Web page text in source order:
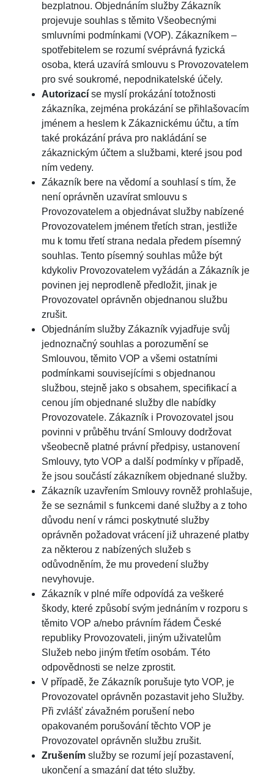
bezplatnou. Objednáním služby Zákazník
projevuje souhlas s těmito Všeobecnými
smluvními podmínkami (VOP). Zákazníkem –
spotřebitelem se rozumí svéprávná fyzická
osoba, která uzavírá smlouvu s Provozovatelem
pro své soukromé, nepodnikatelské účely.
Autorizací se myslí prokázání totožnosti
zákazníka, zejména prokázání se přihlašovacím
jménem a heslem k Zákaznickému účtu, a tím
také prokázání práva pro nakládání se
zákaznickým účtem a službami, které jsou pod
ním vedeny.
Zákazník bere na vědomí a souhlasí s tím, že
není oprávněn uzavírat smlouvu s
Provozovatelem a objednávat služby nabízené
Provozovatelem jménem třetích stran, jestliže
mu k tomu třetí strana nedala předem písemný
souhlas. Tento písemný souhlas může být
kdykoliv Provozovatelem vyžádán a Zákazník je
povinen jej neprodleně předložit, jinak je
Provozovatel oprávněn objednanou službu
zrušit.
Objednáním služby Zákazník vyjadřuje svůj
jednoznačný souhlas a porozumění se
Smlouvou, těmito VOP a všemi ostatními
podmínkami souvisejícími s objednanou
službou, stejně jako s obsahem, specifikací a
cenou jím objednané služby dle nabídky
Provozovatele. Zákazník i Provozovatel jsou
povinni v průběhu trvání Smlouvy dodržovat
všeobecně platné právní předpisy, ustanovení
Smlouvy, tyto VOP a další podmínky v případě,
že jsou součástí zákazníkem objednané služby.
Zákazník uzavřením Smlouvy rovněž prohlašuje,
že se seznámil s funkcemi dané služby a z toho
důvodu není v rámci poskytnuté služby
oprávněn požadovat vrácení již uhrazené platby
za některou z nabízených služeb s
odůvodněním, že mu provedení služby
nevyhovuje.
Zákazník v plné míře odpovídá za veškeré
škody, které způsobí svým jednáním v rozporu s
těmito VOP a/nebo právním řádem České
republiky Provozovateli, jiným uživatelům
Služeb nebo jiným třetím osobám. Této
odpovědnosti se nelze zprostit.
V případě, že Zákazník porušuje tyto VOP, je
Provozovatel oprávněn pozastavit jeho Služby.
Při zvlášť závažném porušení nebo
opakovaném porušování těchto VOP je
Provozovatel oprávněn službu zrušit.
Zrušením služby se rozumí její pozastavení,
ukončení a smazání dat této služby.